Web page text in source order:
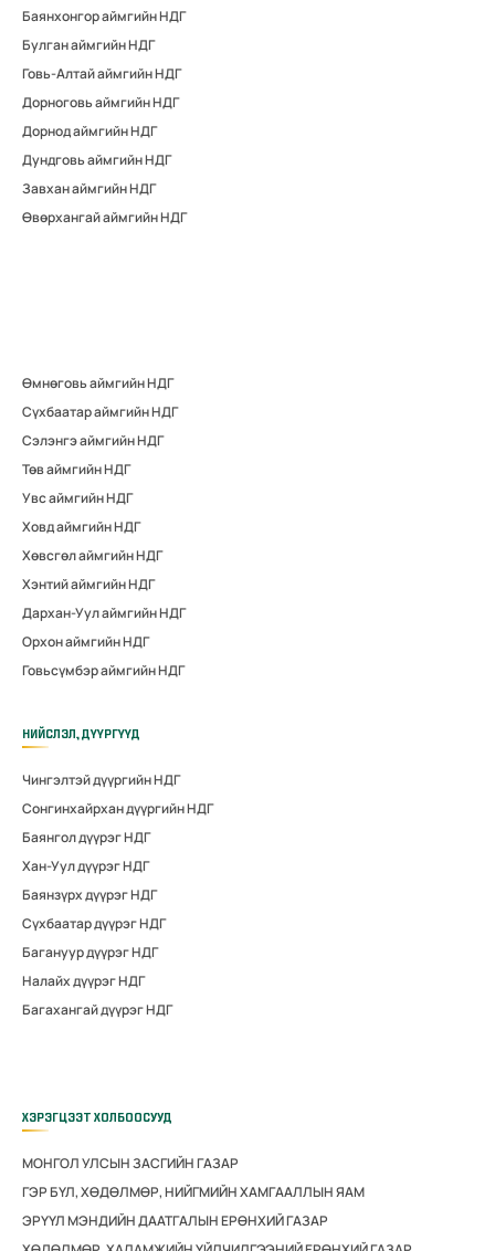
Баянхонгор аймгийн НДГ
Булган аймгийн НДГ
Говь-Алтай аймгийн НДГ
Дорноговь аймгийн НДГ
Дорнод аймгийн НДГ
Дундговь аймгийн НДГ
Завхан аймгийн НДГ
Өвөрхангай аймгийн НДГ
Өмнөговь аймгийн НДГ
Сүхбаатар аймгийн НДГ
Сэлэнгэ аймгийн НДГ
Төв аймгийн НДГ
Увс аймгийн НДГ
Ховд аймгийн НДГ
Хөвсгөл аймгийн НДГ
Хэнтий аймгийн НДГ
Дархан-Уул аймгийн НДГ
Орхон аймгийн НДГ
Говьсүмбэр аймгийн НДГ
НИЙСЛЭЛ, ДҮҮРГҮҮД
Чингэлтэй дүүргийн НДГ
Сонгинхайрхан дүүргийн НДГ
Баянгол дүүрэг НДГ
Хан-Уул дүүрэг НДГ
Баянзүрх дүүрэг НДГ
Сүхбаатар дүүрэг НДГ
Багануур дүүрэг НДГ
Налайх дүүрэг НДГ
Багахангай дүүрэг НДГ
ХЭРЭГЦЭЭТ ХОЛБООСУУД
МОНГОЛ УЛСЫН ЗАСГИЙН ГАЗАР
ГЭР БҮЛ, ХӨДӨЛМӨР, НИЙГМИЙН ХАМГААЛЛЫН ЯАМ
ЭРҮҮЛ МЭНДИЙН ДААТГАЛЫН ЕРӨНХИЙ ГАЗАР